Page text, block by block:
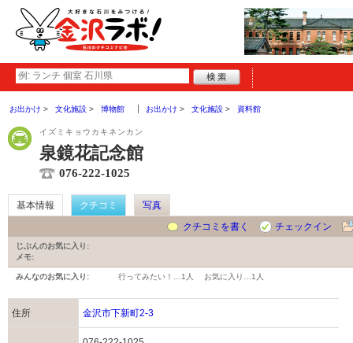
お出かけ 文化施設 博物館 お出かけ 文化施設 資料館
イズミキョウカキネンカン
泉鏡花記念館
076-222-1025
基本情報 クチコミ
写真
クチコミを書く
チェックイン
じぶんのお気に入り:
メモ:
みんなのお気に入り: 行ってみたい！… 1人 お気に入り… 1人
住所 金沢市下新町2-3